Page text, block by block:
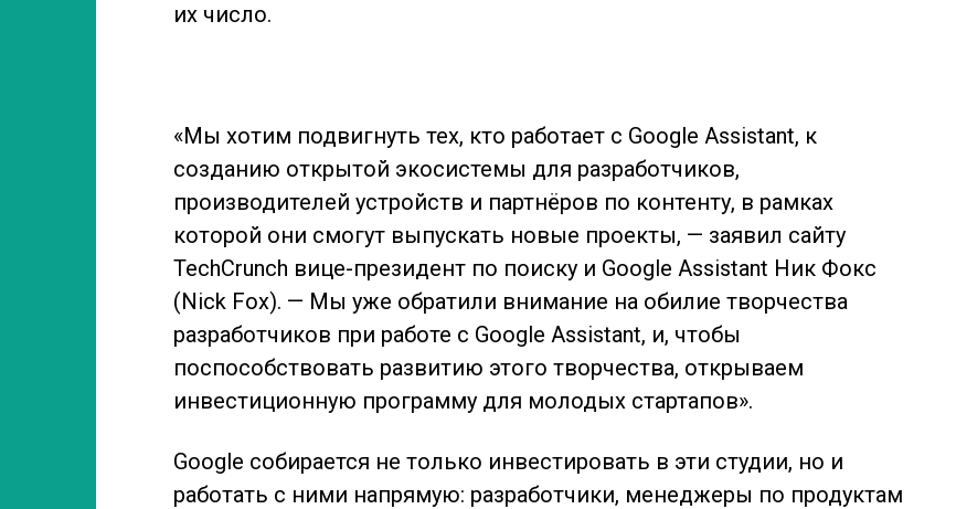
их число.
«Мы хотим подвигнуть тех, кто работает с Google Assistant, к
созданию открытой экосистемы для разработчиков,
производителей устройств и партнёров по контенту, в рамках
которой они смогут выпускать новые проекты, — заявил сайту
TechCrunch вице-президент по поиску и Google Assistant Ник Фокс
(Nick Fox). — Мы уже обратили внимание на обилие творчества
разработчиков при работе с Google Assistant, и, чтобы
поспособствовать развитию этого творчества, открываем
инвестиционную программу для молодых стартапов».
Google собирается не только инвестировать в эти студии, но и
работать с ними напрямую: разработчики, менеджеры по продуктам